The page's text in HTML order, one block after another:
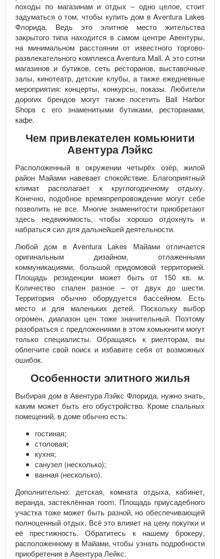
походы по магазинам и отдых – одно целое, стоит
задуматься о том, чтобы купить дом в Aventura Lakes
Флорида. Ведь это элитное место жительства
закрытого типа находится в самом центре Авентуры,
на минимальном расстоянии от известного торгово-
развлекательного комплекса Aventura Mall. А это сотни
магазинов и бутиков, сеть ресторанов, выставочные
залы, кинотеатр, детские клубы, а также ежедневные
мероприятия: концерты, конкурсы, показы. Любители
дорогих брендов могут также посетить Ball Harbor
Shops с его знаменитыми бутиками, ресторанами,
кафе.
Чем привлекателен комьюнити
Авентура Лэйкс
Расположенный в окружении четырёх озёр, жилой
район Майами навевает спокойствие. Благоприятный
климат располагает к круглогодичному отдыху.
Конечно, подобное времяпрепровождение могут себе
позволить не все. Многие знаменитости приобретают
здесь недвижимость, чтобы хорошо отдохнуть и
набраться сил для дальнейшей деятельности.
Любой дом в Aventura Lakes Майами отличается
оригинальным дизайном, отлаженными
коммуникациями, большой придомовой территорией.
Площадь резиденции может быть от 150 кв. м.
Количество спален разное – от двух до шести.
Территория обычно оборудуется бассейном. Есть
место и для маленьких детей. Поскольку выбор
огромен, диапазон цен тоже значительный. Поэтому
разобраться с предложениями в этом комьюнити могут
только специалисты. Обращаясь к риелторам, вы
облегчите свой поиск и избавите себя от возможных
ошибок.
Особенности элитного жилья
Выбирая дом в Авентура Лэйкс Флорида, нужно знать,
каким может быть его обустройство. Кроме спальных
помещений, в доме обычно есть:
гостиная;
столовая;
кухня;
санузел (несколько);
ванная (несколько).
Дополнительно: детская, комната отдыха, кабинет,
веранда, застеклённая room. Площадь приусадебного
участка тоже может быть разной, но обеспечивающей
полноценный отдых. Всё это влияет на цену покупки и
её престижность. Обратитесь к нашему брокеру,
расположенному в Майами, чтобы узнать подробности
приобретения в Авентура Лейкс.